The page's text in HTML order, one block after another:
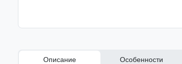
Описание
Особенности